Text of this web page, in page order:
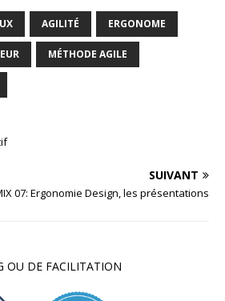
AGILITÉ ERGONOME
MÉTHODE AGILE
SUIVANT
07: Ergonomie Design, les présentations
OU DE FACILITATION